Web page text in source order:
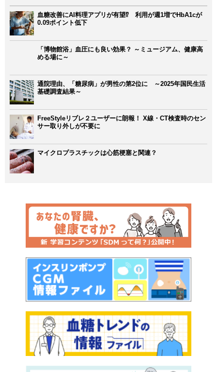
血糖改善にAI料理アプリが有望⁉ 利用が週1増でHbA1cが
0.09ポイント低下
「博物館浴」血圧にも良い効果？ ～ミュージアム、健康高
める場に～
通院理由、「糖尿病」が男性の第2位に ～2025年国民生活
基礎調査結果～
FreeStyleリブレ２ユーザーに朗報！ X線・CT検査時のセン
サー取り外しが不要に
マイクロプラスチックは心筋梗塞と関連？